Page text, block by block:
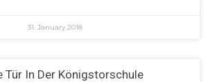
31. January 2018
Tür In Der Königstorschule